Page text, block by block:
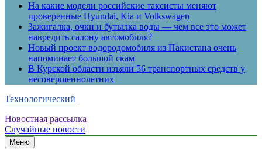
На какие модели российские таксисты меняют
проверенные Hyundai, Kia и Volkswagen
Зажигалка, очки и бутылка воды — чем все это может
навредить салону автомобиля?
Новый проект водородомобиля из Пакистана очень
напоминает большой скам
В Курской области изъяли 56 транспортных средств у
несовершеннолетних
Технологический
Новостная рассылка
Случайные новости
Меню